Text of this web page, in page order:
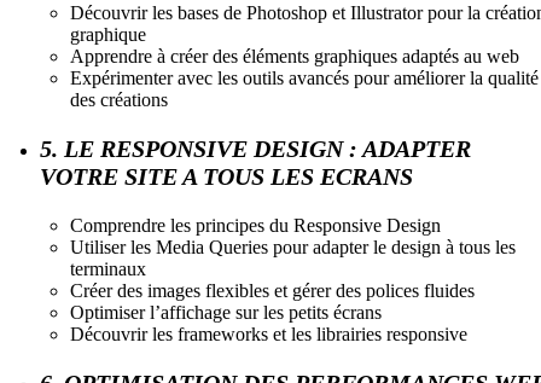
Découvrir les bases de Photoshop et Illustrator pour la
graphique
Apprendre à créer des éléments graphiques adaptés au web
Expérimenter avec les outils avancés pour améliorer la qualité
des créations
5. LE RESPONSIVE DESIGN : ADAPTER
VOTRE SITE A TOUS LES ECRANS
Comprendre les principes du Responsive Design
Utiliser les Media Queries pour adapter le design à tous les
terminaux
Créer des images flexibles et gérer des polices fluides
Optimiser l’affichage sur les petits écrans
Découvrir les frameworks et les librairies responsive